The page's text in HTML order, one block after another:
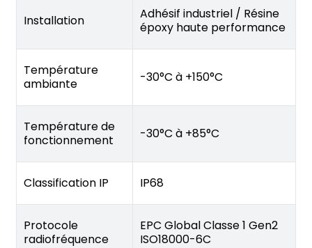
Installation
Adhésif industriel / Résine
époxy haute performance
Température
ambiante
-30°C à +150°C
Température de
fonctionnement
-30°C à +85°C
Classification IP IP68
Protocole
radiofréquence
EPC Global Classe 1 Gen2
ISO18000-6C